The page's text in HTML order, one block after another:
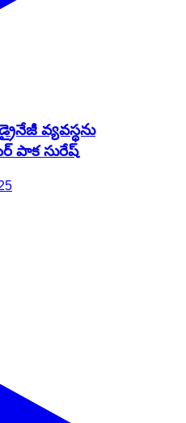
వ్యవస్థను
పాక సురేష్